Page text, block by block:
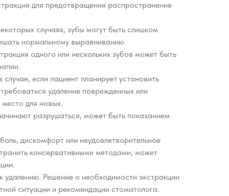
для предотвращения распространения
случаях, зубы могут быть слишком
нормальному выравниванию
одного или нескольких зубов может быть
если пациент планирует установить
удаление поврежденных или
для новых.
разрушаться, может быть показанием
дискомфорт или неудовлетворительное
консервативными методами, может
удалению. Решение о необходимости экстракции
ситуации и рекомендации стоматолога.